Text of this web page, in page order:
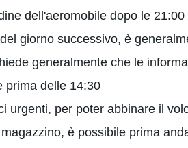
dell'aeromobile dopo le
giorno successivo, è
generalmente che le
prima delle 14:30
urgenti, per poter abbinare il
è possibile prima